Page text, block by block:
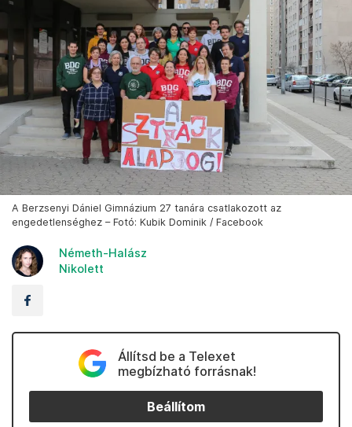
A Berzsenyi Dániel Gimnázium 27 tanára csatlakozott az
engedetlenséghez – Fotó: Kubik Dominik / Facebook
Németh-Halász
Nikolett
Állítsd be a Telexet
megbízható forrásnak!
Beállítom